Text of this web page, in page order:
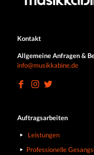
Kontakt
Allgemeine Anfragen &
info@musikkabine.de
Auftragsarbeiten
Leistungen
Professionelle